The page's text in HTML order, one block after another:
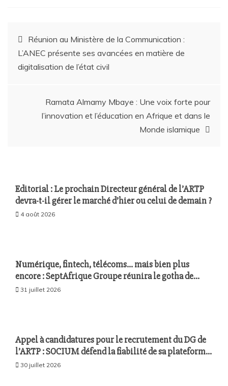
Réunion au Ministère de la Communication :
L’ANEC présente ses avancées en matière de
digitalisation de l’état civil
Ramata Almamy Mbaye : Une voix forte pour
l’innovation et l’éducation en Afrique et dans le
Monde islamique
Editorial : Le prochain Directeur général de l’ARTP
devra-t-il gérer le marché d’hier ou celui de demain ?
4 août 2026
Numérique, fintech, télécoms… mais bien plus
encore : SeptAfrique Groupe réunira le gotha de
l’économie sénégalaise le 10 août à Dakar
31 juillet 2026
Appel à candidatures pour le recrutement du DG de
l’ARTP : SOCIUM défend la fiabilité de sa plateforme
malgré plusieurs remontées techniques
30 juillet 2026